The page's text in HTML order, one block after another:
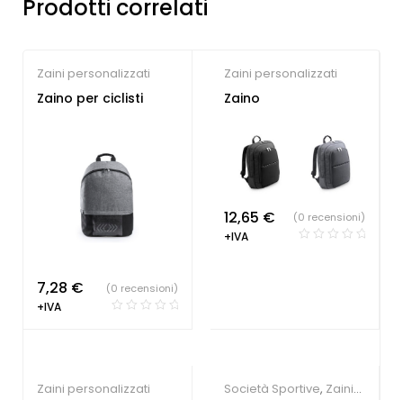
Prodotti correlati
Zaini personalizzati
Zaino per ciclisti
7,28 €
+IVA
(0 recensioni)
Zaini personalizzati
Zaino
12,65 €
+IVA
(0 recensioni)
Zaini personalizzati Società Sportive, Zaini